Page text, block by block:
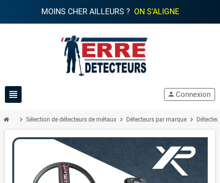
MOINS CHER AILLEURS ? ON S'ALIGNE
view_headline person Connexion
chevron_right Sélection de détecteurs de métaux chevron_right Détecteurs par marque chevron_right